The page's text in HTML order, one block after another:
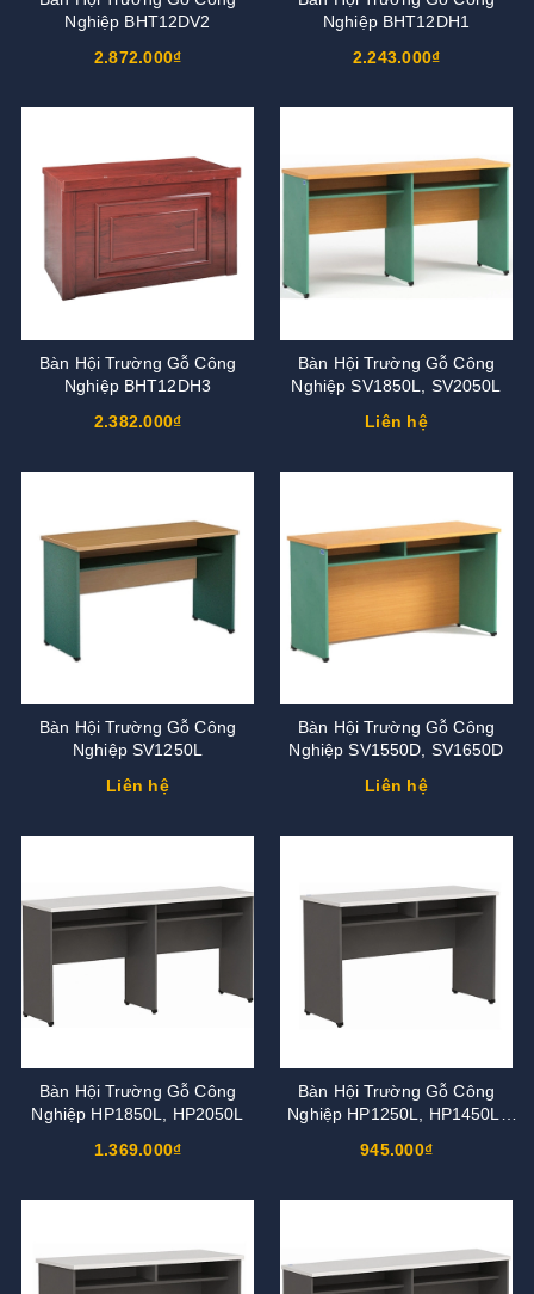
Nghiệp BHT12DV2
2.872.000₫
Nghiệp BHT12DH1
2.243.000₫
Bàn Hội Trường Gỗ Công
Nghiệp BHT12DH3
2.382.000₫
Bàn Hội Trường Gỗ Công
Nghiệp SV1850L, SV2050L
Liên hệ
Bàn Hội Trường Gỗ Công
Nghiệp SV1250L
Liên hệ
Bàn Hội Trường Gỗ Công
Nghiệp SV1550D, SV1650D
Liên hệ
Bàn Hội Trường Gỗ Công
Nghiệp HP1850L, HP2050L
1.369.000₫
Bàn Hội Trường Gỗ Công
Nghiệp HP1250L, HP1450L,
945.000₫